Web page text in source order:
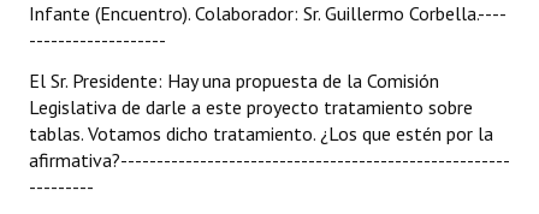
Infante (Encuentro). Colaborador: Sr. Guillermo Corbella.----
-------------------
El Sr. Presidente: Hay una propuesta de la Comisión
Legislativa de darle a este proyecto tratamiento sobre
tablas. Votamos dicho tratamiento. ¿Los que estén por la
afirmativa?------------------------------------------------------
---------